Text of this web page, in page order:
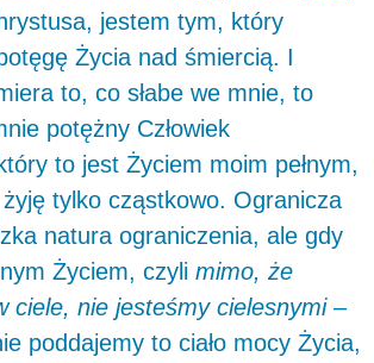
jestem tym, który
Życia nad śmiercią. I
to, co słabe we mnie, to
potężny Człowiek
to jest Życiem moim pełnym,
tylko cząstkowo. Ogranicza
natura ograniczenia, ale gdy
Życiem, czyli mimo, że
ciele, nie jesteśmy cielesnymi–
poddajemy to ciało mocy Życia,